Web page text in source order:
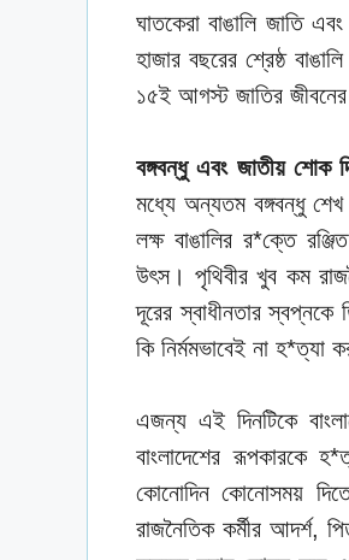
ঘাতকেরা বাঙালি জাতি
হাজার বছরের শ্রেষ্ঠ
১৫ই আগস্ট জাতির
বঙ্গবন্ধু এবং জাতীয় শোক
মধ্যে অন্যতম বঙ্গবন্ধু
লক্ষ বাঙালির র*ক্তে
উৎস। পৃথিবীর খুব কম
দূরের স্বাধীনতার স্বপ্নকে
কি নির্মমভাবেই না হ*ত্যা
এজন্য এই দিনটিকে
বাংলাদেশের রূপকারকে
কোনোদিন কোনোসময়
রাজনৈতিক কর্মীর আদর্শ,